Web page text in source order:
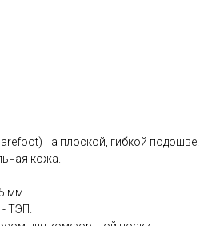
на плоской, гибкой подошве.
кожа.
мм.
ТЭП.